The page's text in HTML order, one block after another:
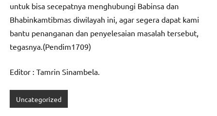
untuk bisa secepatnya menghubungi Babinsa dan
Bhabinkamtibmas diwilayah ini, agar segera dapat kami
bantu penanganan dan penyelesaian masalah tersebut,
tegasnya.(Pendim1709)
Editor : Tamrin Sinambela.
Uncategorized